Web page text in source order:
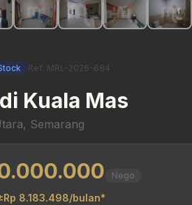
Ref: MRL-2026-684
Kuala Mas
Semarang
Nego
8.183.498/bulan*